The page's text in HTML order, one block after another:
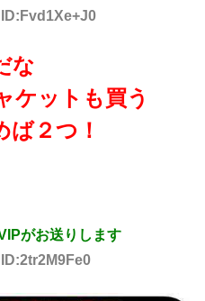
な
ケットも買う
２つ！
がお送りします